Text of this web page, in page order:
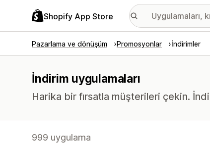
Shopify App Store
Pazarlama ve dönüşüm Promosyonlar İndirimler
İndirim uygulamaları
Harika bir fırsatla müşterileri çekin.
999 uygulama